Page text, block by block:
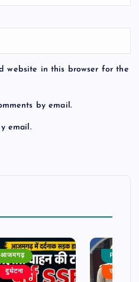
website in this browser for the
by email.
email.
आजमगढ़
दुर्घटना
PUBLIC
उत्तर